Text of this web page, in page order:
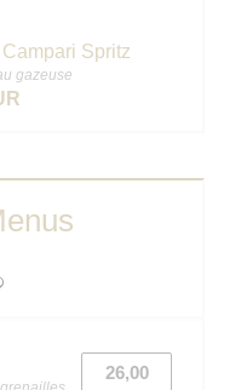
Spritz
gazeuse
26,00